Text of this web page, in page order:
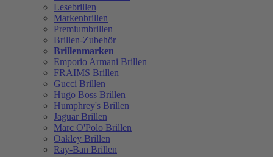
Lesebrillen
Markenbrillen
Premiumbrillen
Brillen-Zubehör
Brillenmarken
Emporio Armani Brillen
FRAIMS Brillen
Gucci Brillen
Hugo Boss Brillen
Humphrey's Brillen
Jaguar Brillen
Marc O'Polo Brillen
Oakley Brillen
Ray-Ban Brillen